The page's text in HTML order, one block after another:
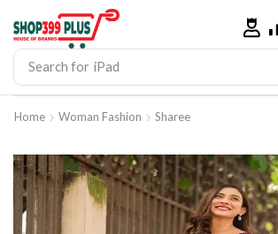
Search for iPad
Home Woman Fashion Sharee